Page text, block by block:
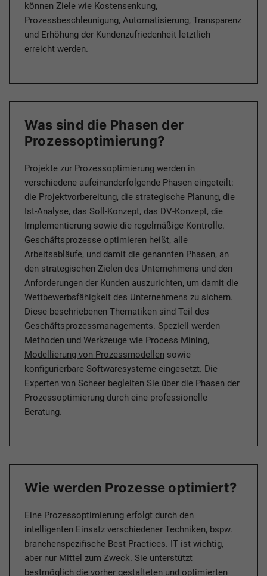
können Ziele wie Kostensenkung,
Prozessbeschleunigung, Automatisierung, Transparenz
und Erhöhung der Kundenzufriedenheit letztlich
erreicht werden.
Was sind die Phasen der
Prozessoptimierung?
Projekte zur Prozessoptimierung werden in
verschiedene aufeinanderfolgende Phasen eingeteilt:
die Projektvorbereitung, die strategische Planung, die
Ist-Analyse, das Soll-Konzept, das DV-Konzept, die
Implementierung sowie die regelmäßige Kontrolle.
Geschäftsprozesse optimieren heißt, alle
Arbeitsabläufe, und damit die genannten Phasen, an
den strategischen Zielen des Unternehmens und den
Anforderungen der Kunden auszurichten, um damit die
Wettbewerbsfähigkeit des Unternehmens zu sichern.
Diese beschriebenen Thematiken sind Teil des
Geschäftsprozessmanagements. Speziell werden
Methoden und Werkzeuge wie Process Mining,
Modellierung von Prozessmodellen sowie
konfigurierbare Softwaresysteme eingesetzt. Die
Experten von Scheer begleiten Sie über die Phasen der
Prozessoptimierung durch eine professionelle
Beratung.
Wie werden Prozesse optimiert?
Eine Prozessoptimierung erfolgt durch den
intelligenten Einsatz verschiedener Techniken, bspw.
branchenspezifische Best Practices. IT ist wichtig,
aber nur Mittel zum Zweck. Sie unterstützt
bestmöglich die vorher gestalteten und optimierten